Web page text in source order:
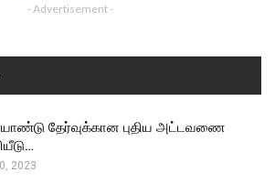
- Advertisement -
தேர்வுக்கான புதிய அட்டவணை
2023